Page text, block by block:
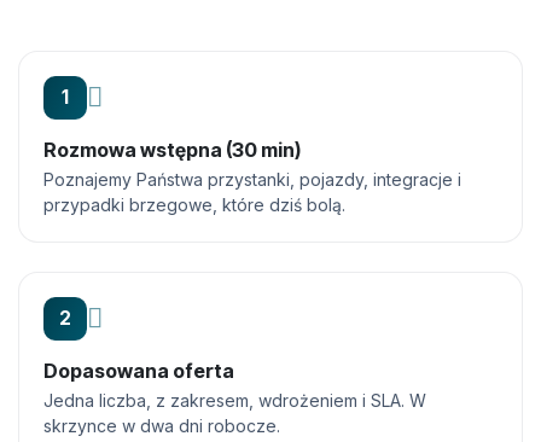
1
Rozmowa wstępna (30 min)
Poznajemy Państwa przystanki, pojazdy, integracje i
przypadki brzegowe, które dziś bolą.
2
Dopasowana oferta
Jedna liczba, z zakresem, wdrożeniem i SLA. W
skrzynce w dwa dni robocze.